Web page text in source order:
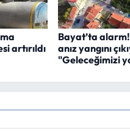
artırıldı
Bayat’ta
anız yangını
"Geleceğimizi